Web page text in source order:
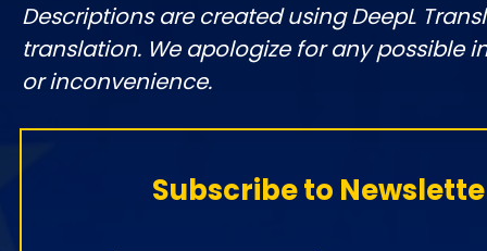
Descriptions are created using DeepL
translation. We apologize for any possible
or inconvenience.
Subscribe to